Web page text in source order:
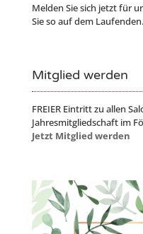
Melden Sie sich jetzt für
Sie so auf dem
Mitglied werden
FREIER Eintritt zu allen
Jahresmitgliedschaft im
Jetzt Mitglied werden